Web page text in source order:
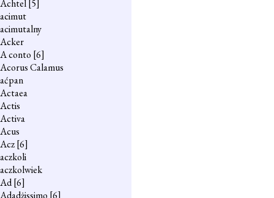
Achtel[5]
acimut
acimutalny
Acker
A conto [6]
Acorus Calamus
aćpan
Actaea
Actis
Activa
Acus
Acz[6]
aczkoli
aczkolwiek
Ad[6]
Adadżissimo [6]